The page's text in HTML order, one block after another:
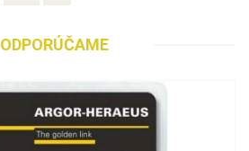
ODPORÚČAME